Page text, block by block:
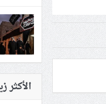
الأكثر